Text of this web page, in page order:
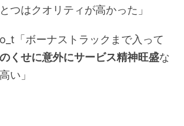
つはクオリティが高かった」
「ボーナストラックまで入って
くせに意外にサービス精神旺盛な
い」